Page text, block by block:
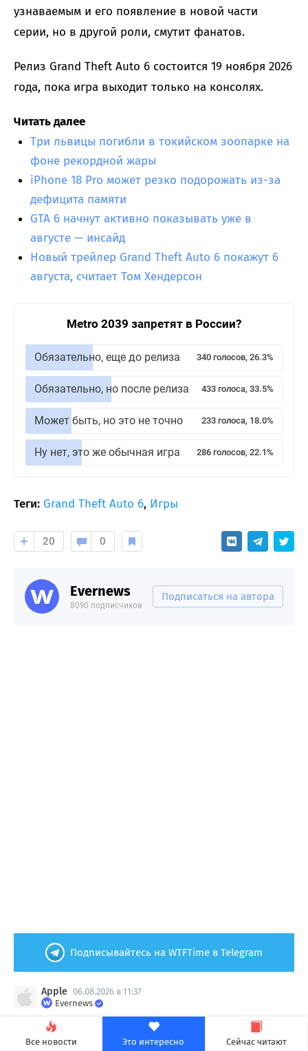
Все новости Это интересно Сейчас читают
узнаваемым и его появление в новой части
серии, но в другой роли, смутит фанатов.
Релиз Grand Theft Auto 6 состоится 19 ноября 2026
года, пока игра выходит только на консолях.
Читать далее
Три львицы погибли в токийском зоопарке на
фоне рекордной жары
iPhone 18 Pro может резко подорожать из-за
дефицита памяти
GTA 6 начнут активно показывать уже в
августе — инсайд
Новый трейлер Grand Theft Auto 6 покажут 6
августа, считает Том Хендерсон
Metro 2039 запретят в России?
Обязательно, еще до релиза 340 голосов, 26.3%
Обязательно, но после релиза 433 голоса, 33.5%
Может быть, но это не точно 233 голоса, 18.0%
Ну нет, это же обычная игра 286 голосов, 22.1%
Теги: Grand Theft Auto 6, Игры
20 0
Evernews
8090 подписчиков
Подписаться на автора
Подписывайтесь на WTFTime в Telegram
Apple 06.08.2026 в 11:37
Evernews
iPhone 18 Pro может резко